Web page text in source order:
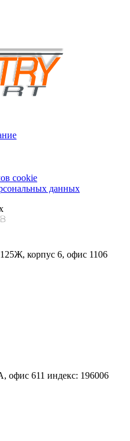
cookie
данных
корпус 6, офис 1106
офис 611 индекс: 196006